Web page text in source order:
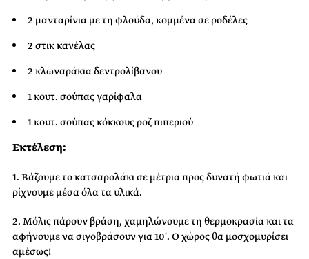
2 μανταρίνια με τη φλούδα, κομμένα σε ροδέλες
2 στικ κανέλας
2 κλωναράκια δεντρολίβανου
1κουτ. σούπαςγαρίφαλα
1κουτ. σούπαςκόκκους ροζ πιπεριού
Εκτέλεση:
1. Βάζουμε το κατσαρολάκι σε μέτρια προς δυνατή φωτιά και
ρίχνουμε μέσα όλα τα υλικά.
2. Μόλις πάρουν βράση, χαμηλώνουμε τη θερμοκρασία και τα
αφήνουμε να σιγοβράσουν για 10′. Ο χώρος θα μοσχομυρίσει
αμέσως!